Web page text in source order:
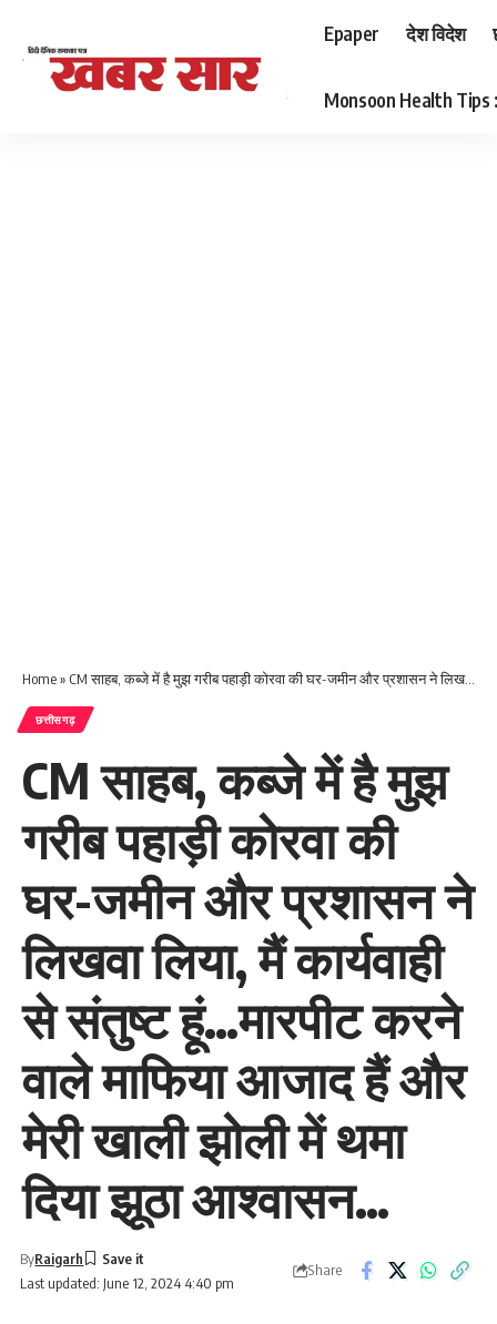
Epaper देश विदेश
Monsoon Health Tips :
Home» CM साहब, कब्जे में है मुझ गरीब पहाड़ी कोरवा की घर-जमीन और प्रशासन ने लिखवा लिया, मैं कार्यवाही से संतुष्ट हूं…मारपीट करने वाले माफिया आजाद हैं और मेरी खाली झोली में थमा दिया झूठा आश्वासन…
छत्तीसगढ़
CM साहब, कब्जे में है मुझ
गरीब पहाड़ी कोरवा की
घर-जमीन और प्रशासन ने
लिखवा लिया, मैं कार्यवाही
से संतुष्ट हूं…मारपीट करने
वाले माफिया आजाद हैं और
मेरी खाली झोली में थमा
दिया झूठा आश्वासन…
Last updated: June 12, 2024 4:40 pm
ByRaigarh
Share